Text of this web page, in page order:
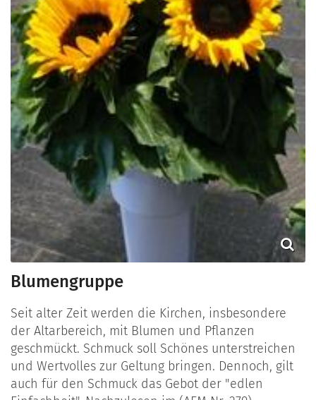
Blumengruppe
Seit alter Zeit werden die Kirchen, insbesondere
der Altarbereich, mit Blumen und Pflanzen
geschmückt. Schmuck soll Schönes unterstreichen
und Wertvolles zur Geltung bringen. Dennoch, gilt
auch für den Schmuck das Gebot der "edlen